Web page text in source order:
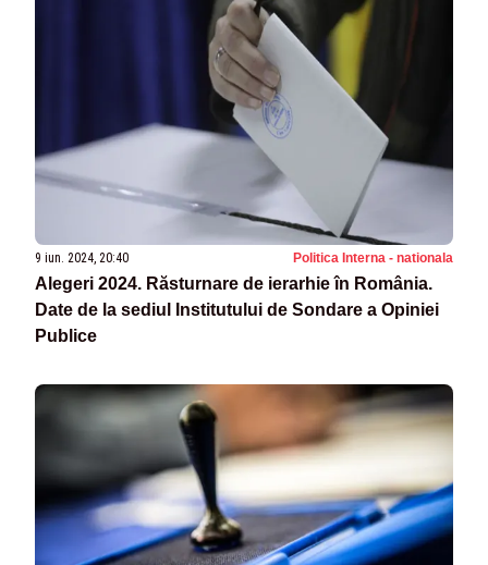
9 iun. 2024, 20:40 Politica Interna - nationala
Alegeri 2024. Răsturnare de ierarhie în România.
Date de la sediul Institutului de Sondare a Opiniei
Publice